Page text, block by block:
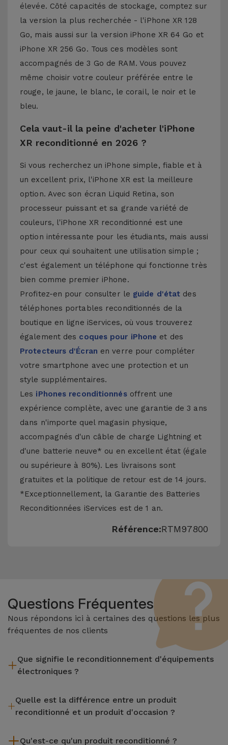
élevée. Côté capacités de stockage, comptez sur
la version la plus recherchée - l'iPhone XR 128
Go, mais aussi sur la version iPhone XR 64 Go et
iPhone XR 256 Go. Tous ces modèles sont
accompagnés de 3 Go de RAM. Vous pouvez
même choisir votre couleur préférée entre le
rouge, le jaune, le blanc, le corail, le noir et le
bleu.
Cela vaut-il la peine d'acheter l'iPhone
XR reconditionné en 2026 ?
Si vous recherchez un iPhone simple, fiable et à
un excellent prix, l'iPhone XR est la meilleure
option. Avec son écran Liquid Retina, son
processeur puissant et sa grande variété de
couleurs, l'iPhone XR reconditionné est une
option intéressante pour les étudiants, mais aussi
pour ceux qui souhaitent une utilisation simple ;
c'est également un téléphone qui fonctionne très
bien comme premier iPhone.
Profitez-en pour consulter le guide d'état des
téléphones portables reconditionnés de la
boutique en ligne iServices, où vous trouverez
également des coques pour iPhone et des
Protecteurs d'Écran en verre pour compléter
votre smartphone avec une protection et un
style supplémentaires.
Les iPhones reconditionnésoffrent une
expérience complète, avec une garantie de 3 ans
dans n'importe quel magasin physique,
accompagnés d'un câble de charge Lightning et
d'une batterie neuve* ou en excellent état (égale
ou supérieure à 80%). Les livraisons sont
gratuites et la politique de retour est de 14 jours.
*Exceptionnellement, la Garantie des Batteries
Reconditionnées iServices est de 1 an.
Référence:RTM97800
Questions Fréquentes
Nous répondons ici à certaines des questions les plus
fréquentes de nos clients
Que signifie le reconditionnement d'équipements
électroniques ?
l'inspection, le nettoyage, sans oublier la réparation de tout
composant défectueux. Il convient de rappeler que tous les
plusieurs tests rigoureux de qualité et de performance avant
Quelle est la différence entre un produit
reconditionné et un produit d'occasion ?
testés et préparés par des techniciens spécialisés pour
Qu'est-ce qu'un produit reconditionné ?